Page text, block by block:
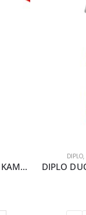
DIPLO SREDSTVO PROTIV VODENOG KAMENCA 750ML
DIPLO,